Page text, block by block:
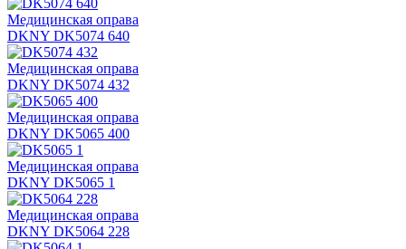
Медицинская оправа
DKNY DK5074 640
Медицинская оправа
DKNY DK5074 432
Медицинская оправа
DKNY DK5065 400
Медицинская оправа
DKNY DK5065 1
Медицинская оправа
DKNY DK5064 228